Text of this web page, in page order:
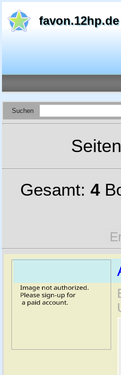
favon.12hp.de
Suchen
Gesamt: 4